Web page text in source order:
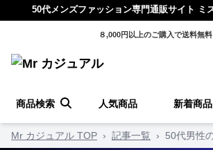
50代メンズファッション専門通販サイト ミ
８,000円以上のご購入で送料無料
商品検索 人気商品 新着商品
Mr カジュアル TOP › 記事一覧 › 50代男性